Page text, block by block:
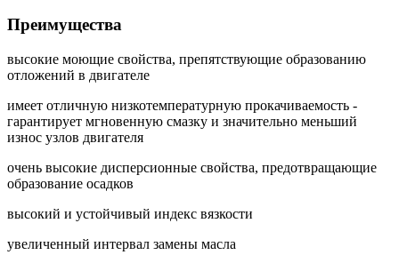
Преимущества
высокие моющие свойства, препятствующие образованию
отложений в двигателе
имеет отличную низкотемпературную прокачиваемость -
гарантирует мгновенную смазку и значительно меньший
износ узлов двигателя
очень высокие дисперсионные свойства, предотвращающие
образование осадков
высокий и устойчивый индекс вязкости
увеличенный интервал замены масла